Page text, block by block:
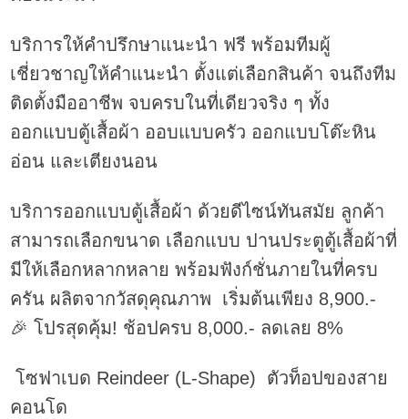
บริการให้คำปรึกษาแนะนำ ฟรี พร้อมทีมผู้
เชี่ยวชาญให้คำแนะนำ ตั้งแต่เลือกสินค้า จนถึงทีม
ติดตั้งมืออาชีพ จบครบในที่เดียวจริง ๆ ทั้ง
ออกแบบตู้เสื้อผ้า ออบแบบครัว ออกแบบโต๊ะหิน
อ่อน และเตียงนอน
บริการออกแบบตู้เสื้อผ้า ด้วยดีไซน์ทันสมัย ลูกค้า
สามารถเลือกขนาด เลือกแบบ ปานประตูตู้เสื้อผ้าที่
มีให้เลือกหลากหลาย พร้อมฟังก์ชั่นภายในที่ครบ
ครัน ผลิตจากวัสดุคุณภาพ เริ่มต้นเพียง 8,900.-
🎉 โปรสุดคุ้ม! ช้อปครบ 8,000.- ลดเลย 8%
โซฟาเบด Reindeer (L-Shape) ตัวท็อปของสาย
คอนโด